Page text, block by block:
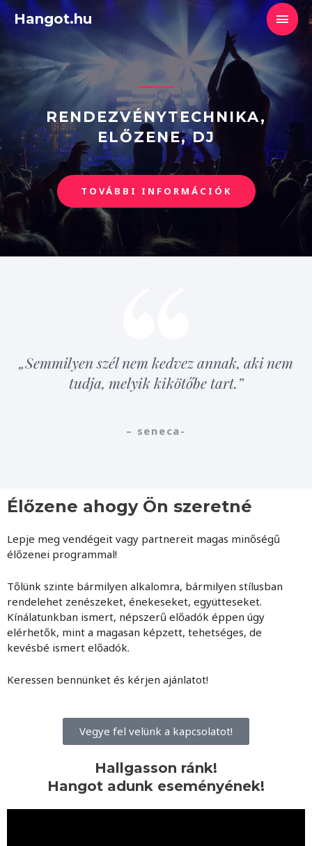
Skip
to Hangot.hu
Main
RENDEZVÉNYTECHNIKA,
ELŐZENE, DJ
TOVÁBBI INFORMÁCIÓK
„Semmilyen szél nem kedvez annak, aki nem
tudja, melyik kikötőbe tart.”
– seneca-
Élőzene ahogy Ön szeretné
Lepje meg vendégeit vagy partnereit magas minőségű
élőzenei programmal!
Tőlünk szinte bármilyen alkalomra, bármilyen stílusban
rendelehet zenészeket, énekeseket, együtteseket.
Kínálatunkban ismert, népszerű előadók éppen úgy
elérhetők, mint a magasan képzett, tehetséges, de
kevésbé ismert előadók.
Keressen bennünket és kérjen ajánlatot!
Vegye fel velünk a kapcsolatot!
Hallgasson ránk!
Hangot adunk eseményének!